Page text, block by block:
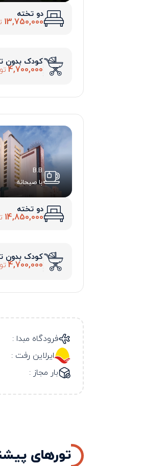
دو تخته
13,750,000
کودک بدون
4,700,000
B.B
با صبحانه
دو تخته
14,850,000
کودک بدون
4,700,000
فرودگاه مبدا :
ایرلاین رفت :
بار مجاز :
تورهای